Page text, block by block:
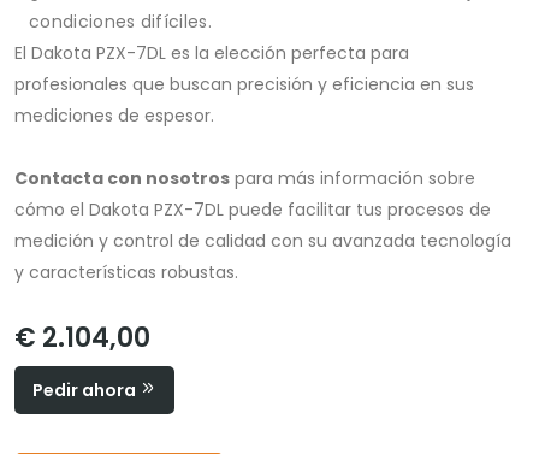
condiciones difíciles.
El Dakota PZX-7DL es la elección perfecta para
profesionales que buscan precisión y eficiencia en sus
mediciones de espesor.
Contacta con nosotros para más información sobre
cómo el Dakota PZX-7DL puede facilitar tus procesos de
medición y control de calidad con su avanzada tecnología
y características robustas.
€ 2.104,00
Pedir ahora